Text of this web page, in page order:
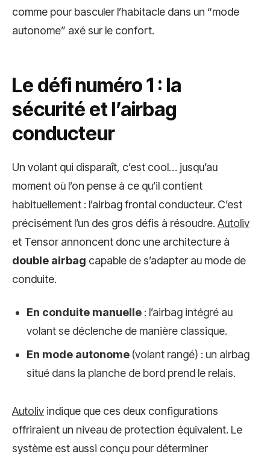
comme pour basculer l’habitacle dans un “mode
autonome” axé sur le confort.
Le défi numéro 1 : la
sécurité et l’airbag
conducteur
Un volant qui disparaît, c’est cool… jusqu’au
moment où l’on pense à ce qu’il contient
habituellement : l’airbag frontal conducteur. C’est
précisément l’un des gros défis à résoudre. Autoliv
et Tensor annoncent donc une architecture à
double airbag capable de s’adapter au mode de
conduite.
En conduite manuelle : l’airbag intégré au
volant se déclenche de manière classique.
En mode autonome (volant rangé) : un airbag
situé dans la planche de bord prend le relais.
Autoliv indique que ces deux configurations
offriraient un niveau de protection équivalent. Le
système est aussi conçu pour déterminer